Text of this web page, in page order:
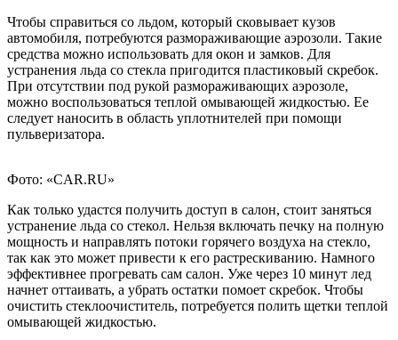
Чтобы справиться со льдом, который сковывает кузов
автомобиля, потребуются размораживающие аэрозоли. Такие
средства можно использовать для окон и замков. Для
устранения льда со стекла пригодится пластиковый скребок.
При отсутствии под рукой размораживающих аэрозоле,
можно воспользоваться теплой омывающей жидкостью. Ее
следует наносить в область уплотнителей при помощи
пульверизатора.
Фото: «CAR.RU»
Как только удастся получить доступ в салон, стоит заняться
устранение льда со стекол. Нельзя включать печку на полную
мощность и направлять потоки горячего воздуха на стекло,
так как это может привести к его растрескиванию. Намного
эффективнее прогревать сам салон. Уже через 10 минут лед
начнет оттаивать, а убрать остатки помоет скребок. Чтобы
очистить стеклоочиститель, потребуется полить щетки теплой
омывающей жидкостью.